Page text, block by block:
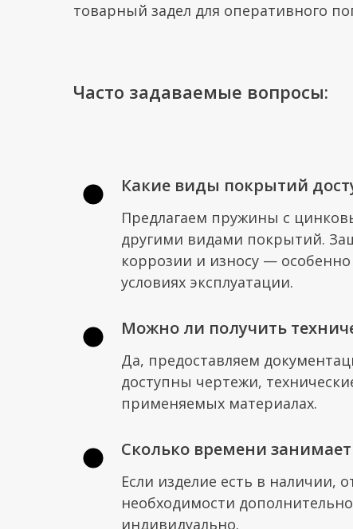
товарный задел для оперативного
Часто задаваемые вопросы:
Какие виды покрытий
Предлагаем пружины с
другими видами покрытий.
коррозии и износу —
условиях эксплуатации.
Можно ли получить
Да, предоставляем
доступны чертежи,
применяемых материалах.
Сколько времени
Если изделие есть в наличии,
необходимости
индивидуально.